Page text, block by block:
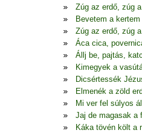
Zúg az erdő, zúg
Bevetem a
Zúg az erdő, zúg
Áca cica,
Állj be, pajtás,
Kimegyek a
Dicsértessék
Elmenék a zöld
Mi ver fel súlyos
Jaj de magasak a
Káka tövén költ a